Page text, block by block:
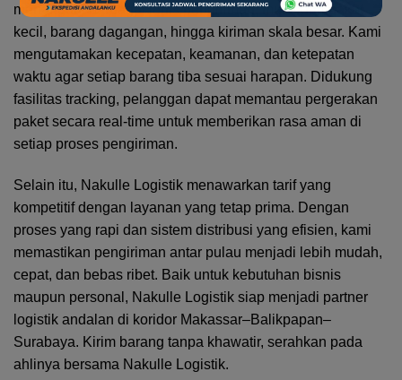
menangani berbagai jenis pengiriman, mulai dari paket
kecil, barang dagangan, hingga kiriman skala besar. Kami
mengutamakan kecepatan, keamanan, dan ketepatan
waktu agar setiap barang tiba sesuai harapan. Didukung
fasilitas tracking, pelanggan dapat memantau pergerakan
paket secara real-time untuk memberikan rasa aman di
setiap proses pengiriman.
Selain itu, Nakulle Logistik menawarkan tarif yang
kompetitif dengan layanan yang tetap prima. Dengan
proses yang rapi dan sistem distribusi yang efisien, kami
memastikan pengiriman antar pulau menjadi lebih mudah,
cepat, dan bebas ribet. Baik untuk kebutuhan bisnis
maupun personal, Nakulle Logistik siap menjadi partner
logistik andalan di koridor Makassar–Balikpapan–
Surabaya. Kirim barang tanpa khawatir, serahkan pada
ahlinya bersama Nakulle Logistik.